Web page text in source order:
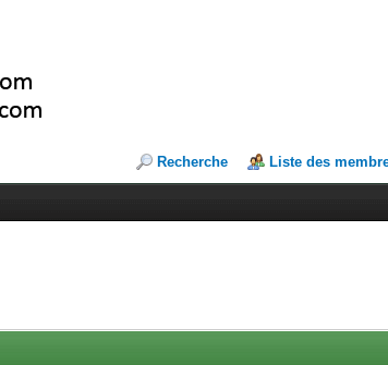
Recherche Liste des